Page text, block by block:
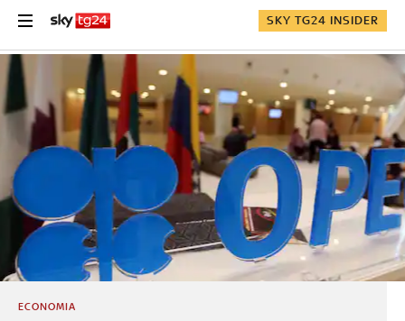
SKY TG24 INSIDER
ECONOMIA